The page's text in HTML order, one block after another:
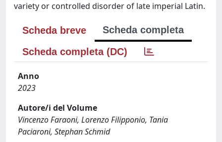
variety or controlled disorder of late imperial Latin.
Scheda breve
Scheda completa
Scheda completa (DC)
Anno
2023
Autore/i del Volume
Vincenzo Faraoni, Lorenzo Filipponio, Tania
Paciaroni, Stephan Schmid